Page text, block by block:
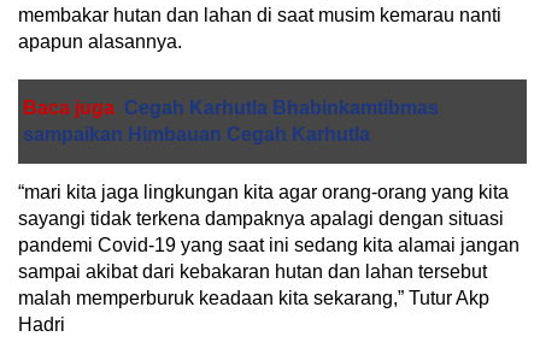
membakar hutan dan lahan di saat musim kemarau nanti
apapun alasannya.
Baca juga Cegah Karhutla Bhabinkamtibmas
sampaikan Himbauan Cegah Karhutla
“mari kita jaga lingkungan kita agar orang-orang yang kita
sayangi tidak terkena dampaknya apalagi dengan situasi
pandemi Covid-19 yang saat ini sedang kita alamai jangan
sampai akibat dari kebakaran hutan dan lahan tersebut
malah memperburuk keadaan kita sekarang,” Tutur Akp
Hadri